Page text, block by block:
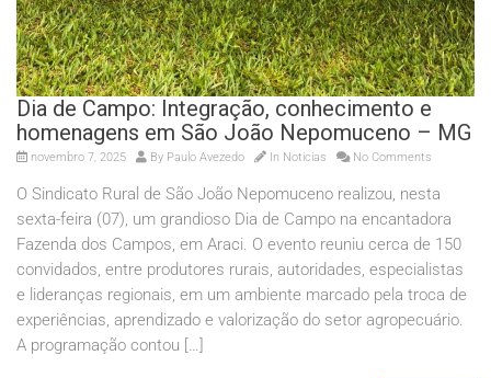
Dia de Campo: Integração, conhecimento e
homenagens em São João Nepomuceno – MG
novembro 7, 2025 By Paulo Avezedo In Noticias No Comments
O Sindicato Rural de São João Nepomuceno realizou, nesta
sexta-feira (07), um grandioso Dia de Campo na encantadora
Fazenda dos Campos, em Araci. O evento reuniu cerca de 150
convidados, entre produtores rurais, autoridades, especialistas
e lideranças regionais, em um ambiente marcado pela troca de
experiências, aprendizado e valorização do setor agropecuário.
A programação contou […]